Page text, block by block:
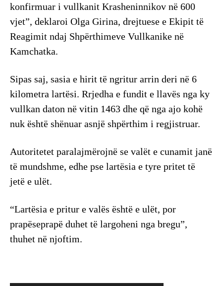
konfirmuar i vullkanit Krasheninnikov në 600
vjet”, deklaroi Olga Girina, drejtuese e Ekipit të
Reagimit ndaj Shpërthimeve Vullkanike në
Kamchatka.
Sipas saj, sasia e hirit të ngritur arrin deri në 6
kilometra lartësi. Rrjedha e fundit e llavës nga ky
vullkan daton në vitin 1463 dhe që nga ajo kohë
nuk është shënuar asnjë shpërthim i regjistruar.
Autoritetet paralajmërojnë se valët e cunamit janë
të mundshme, edhe pse lartësia e tyre pritet të
jetë e ulët.
“Lartësia e pritur e valës është e ulët, por
prapëseprapë duhet të largoheni nga bregu”,
thuhet në njoftim.